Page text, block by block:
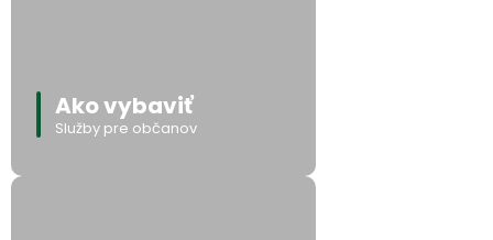
Ako vybaviť
Služby pre občanov